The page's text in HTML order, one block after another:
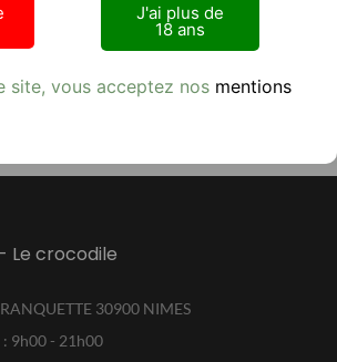
Avis clients
Le crocodile
30900 NIMES
: 9h00 - 21h00
J'ai plus de
18 ans
site, vous acceptez nos mentions